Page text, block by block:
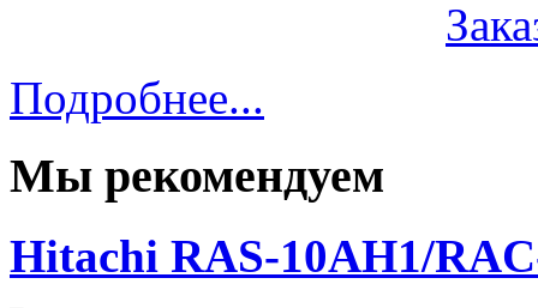
Подробнее...
Мы рекомендуем
Hitachi RAS-10AH1/